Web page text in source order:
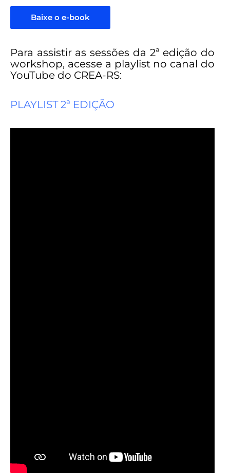
Baixe o e-book
Para assistir as sessões da 2ª edição do
workshop, acesse a playlist no canal do
YouTube do CREA-RS:
PLAYLIST 2ª EDIÇÃO